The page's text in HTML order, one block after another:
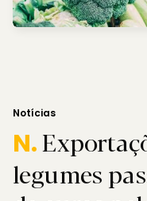
Notícias
N.
legumes